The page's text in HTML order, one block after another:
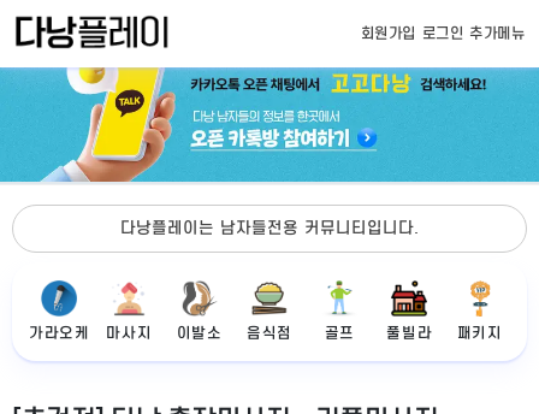
회원가입 로그인 추가메뉴
다낭플레이는 남자들전용 커뮤니티입니다.
가라오케 마사지 이발소 음식점 골프 풀빌라 패키지